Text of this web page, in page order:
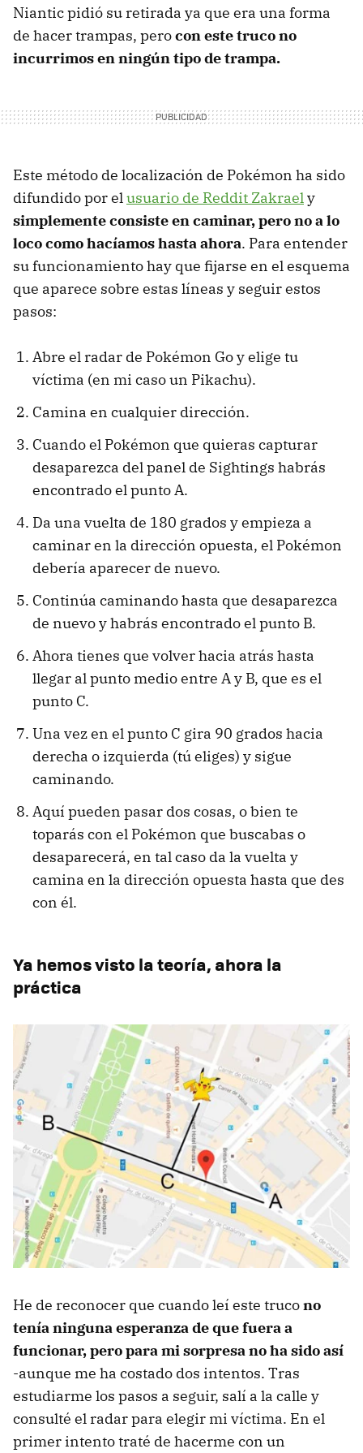
Niantic pidió su retirada ya que era una forma
de hacer trampas, perocon este truco no
incurrimos en ningún tipo de trampa.
Este método de localización de Pokémon ha sido
difundido por el usuario de Reddit Zakrael y
simplemente consiste en caminar, pero no a lo
loco como hacíamos hasta ahora. Para entender
su funcionamiento hay que fijarse en el esquema
que aparece sobre estas líneas y seguir estos
pasos:
Abre el radar de Pokémon Go y elige tu
víctima (en mi caso un Pikachu).
Camina en cualquier dirección.
Cuando el Pokémon que quieras capturar
desaparezca del panel de Sightings habrás
encontrado el punto A.
Da una vuelta de 180 grados y empieza a
caminar en la dirección opuesta, el Pokémon
debería aparecer de nuevo.
Continúa caminando hasta que desaparezca
de nuevo y habrás encontrado el punto B.
Ahora tienes que volver hacia atrás hasta
llegar al punto medio entre A y B, que es el
punto C.
Una vez en el punto C gira 90 grados hacia
derecha o izquierda (tú eliges) y sigue
caminando.
Aquí pueden pasar dos cosas, o bien te
toparás con el Pokémon que buscabas o
desaparecerá, en tal caso da la vuelta y
camina en la dirección opuesta hasta que des
con él.
Ya hemos visto la teoría, ahora la
práctica
He de reconocer que cuando leí este trucono
tenía ninguna esperanza de que fuera a
funcionar, pero para mi sorpresa no ha sido así
-aunque me ha costado dos intentos. Tras
estudiarme los pasos a seguir, salí a la calle y
consulté el radar para elegir mi víctima. En el
primer intento traté de hacerme con un